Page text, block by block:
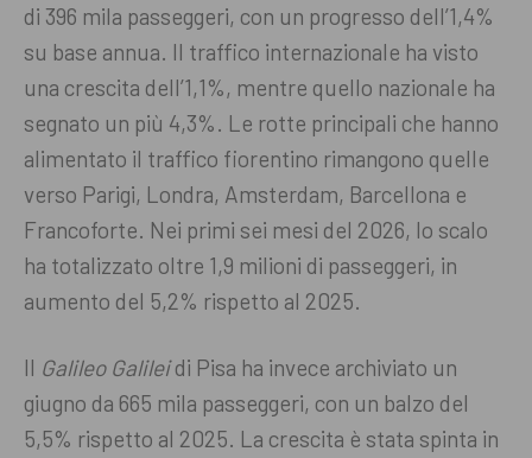
di 396 mila passeggeri, con un progresso dell’1,4%
su base annua . Il traffico internazionale ha visto
una crescita dell’1,1%, mentre quello nazionale ha
segnato un più 4,3% . Le rotte principali che hanno
alimentato il traffico fiorentino rimangono quelle
verso Parigi, Londra, Amsterdam, Barcellona e
Francoforte . Nei primi sei mesi del 2026, lo scalo
ha totalizzato oltre 1,9 milioni di passeggeri, in
aumento del 5,2% rispetto al 2025
Il Galileo Galileidi Pisa ha invece archiviato un
giugno da 665 mila passeggeri, con un balzo del
5,5% rispetto al 2025 . La crescita è stata spinta in